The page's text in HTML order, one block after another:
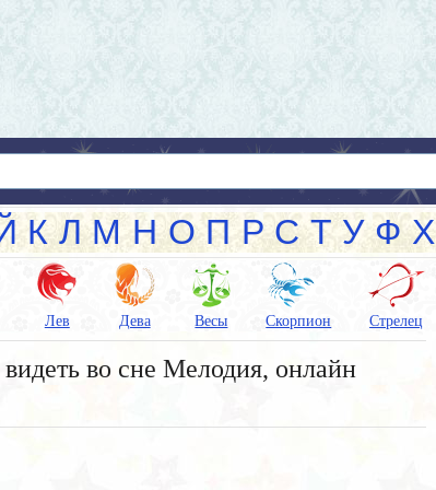
К Л М Н О П Р С Т У Ф Х
Лев Дева Весы Скорпион Стрелец
во сне Мелодия, онлайн